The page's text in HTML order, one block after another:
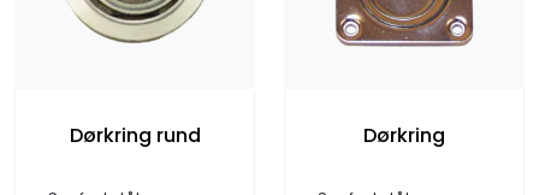
Dørkring rund Dørkring